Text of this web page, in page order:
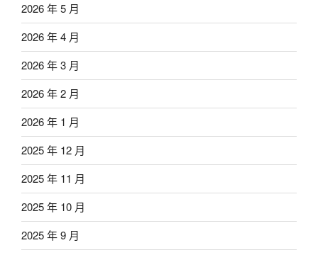
2026 年 5 月
2026 年 4 月
2026 年 3 月
2026 年 2 月
2026 年 1 月
2025 年 12 月
2025 年 11 月
2025 年 10 月
2025 年 9 月